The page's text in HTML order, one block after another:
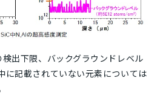
出下限、バックグラウンドレベル
に記載されていない元素については